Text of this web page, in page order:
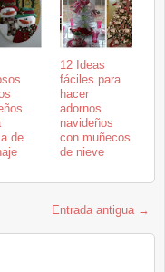
de
12 Ideas
fáciles para
hacer
adornos
navideños
con muñecos
de nieve
Entrada antigua →